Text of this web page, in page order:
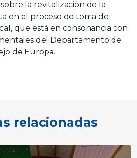
la revitalización de la
en el proceso de toma de
que está en consonancia con
del Departamento de
de Europa.
relacionadas